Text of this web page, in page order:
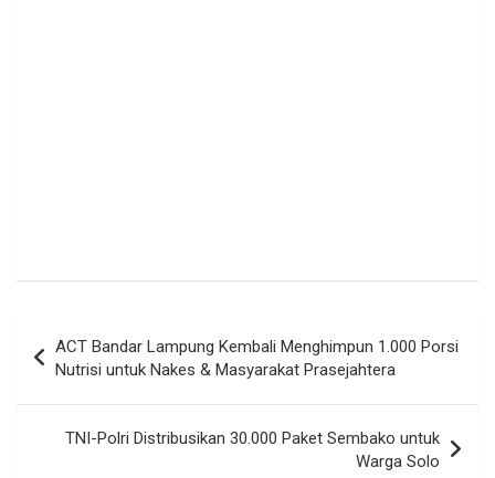
pos
ACT Bandar Lampung Kembali Menghimpun 1.000 Porsi
Nutrisi untuk Nakes & Masyarakat Prasejahtera
TNI-Polri Distribusikan 30.000 Paket Sembako untuk
Warga Solo